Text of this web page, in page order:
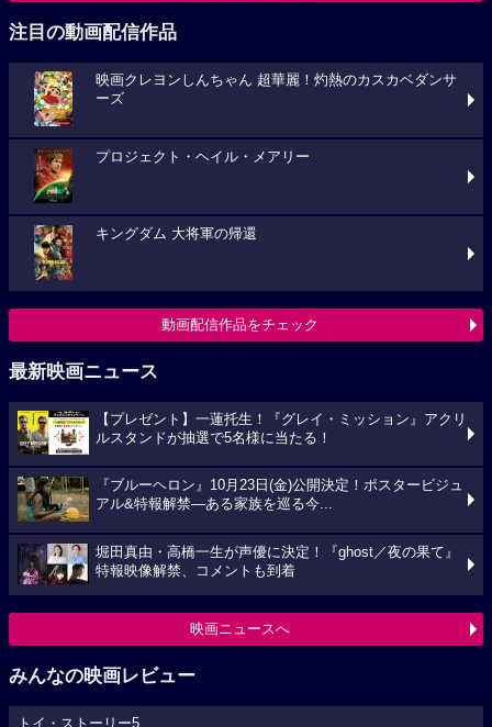
注目の動画配信作品
映画クレヨンしんちゃん 超華麗！灼熱のカスカベダンサ
ーズ
プロジェクト・ヘイル・メアリー
キングダム 大将軍の帰還
動画配信作品をチェック
最新映画ニュース
【プレゼント】一蓮托生！『グレイ・ミッション』アクリ
ルスタンドが抽選で5名様に当たる！
『ブルーヘロン』10月23日(金)公開決定！ポスタービジュ
アル&特報解禁―ある家族を巡る今...
堀田真由・高橋一生が声優に決定！『ghost／夜の果て』
特報映像解禁、コメントも到着
映画ニュースへ
みんなの映画レビュー
トイ・ストーリー5